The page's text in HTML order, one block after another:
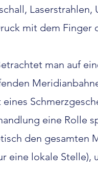
Laserstrahlen,
mit dem Finger
man auf
eines
eine Rolle
den gesamten
eine lokale Stelle),